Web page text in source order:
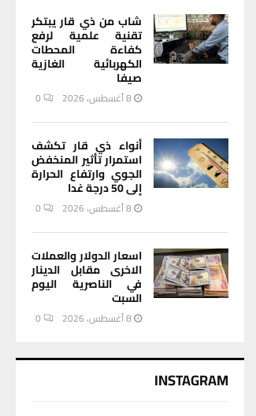
شاب من ذي قار يبتكر
تقنية علمية لرفع
كفاءة المحطات
الكهربائية الغازية
صيفا
8 أغسطس، 2026 0
أنواء ذي قار تكشف
استمرار تأثير المنخفض
الجوي وارتفاع الحرارة
إلى 50 درجة غدا
8 أغسطس، 2026 0
اسعار الدولار والعملات
الاخرى مقابل الدينار
في الناصرية اليوم
السبت
8 أغسطس، 2026 0
INSTAGRAM